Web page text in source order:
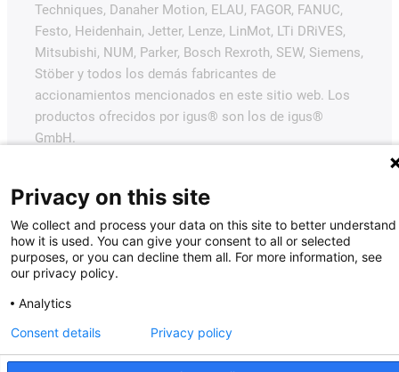
Techniques, Danaher Motion, ELAU, FAGOR, FANUC,
Festo, Heidenhain, Jetter, Lenze, LinMot, LTi DRiVES,
Mitsubishi, NUM, Parker, Bosch Rexroth, SEW, Siemens,
Stöber y todos los demás fabricantes de
accionamientos mencionados en este sitio web. Los
productos ofrecidos por igus® son los de igus®
GmbH.
Privacy on this site
We collect and process your data on this site to better understand
how it is used. You can give your consent to all or selected
purposes, or you can decline them all. For more information, see
our privacy policy.
Analytics
Consent details Privacy policy